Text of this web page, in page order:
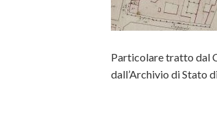
Particolare tratto dal
dall’Archivio di Stato